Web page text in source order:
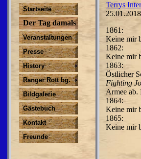
Startseite
Der Tag damals
Veranstaltungen
Presse
History
Ranger Rott bg.
Bildgalerie
Gästebuch
Kontakt
Freunde
Terrys
1861:
Keine mir
1862:
Keine mir
1863:
Östlicher
Fighting
Armee ab.
1864:
Keine mir
1865:
Keine mir